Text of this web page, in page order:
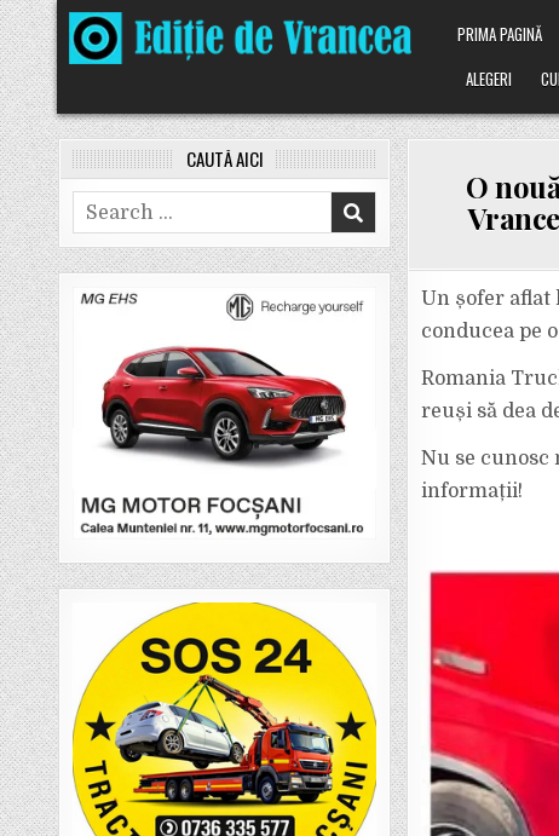
Skip
to
content
PRIMA PAGINĂ
ALEGERI
O
Un șofer aflat
conducea pe
Romania
reuși să dea
Nu se cunosc
informații!
CAUTĂ AICI
Search
for: